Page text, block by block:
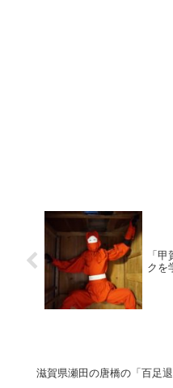
「
クを
滋賀県瀬田の唐橋の「百足退